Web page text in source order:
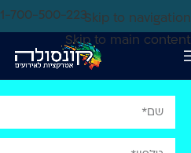
Skip to navigation
Skip to main content
1-700-500-223